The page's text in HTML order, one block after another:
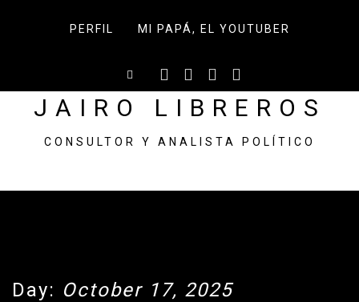
PERFIL MI PAPÁ, EL YOUTUBER
JAIRO LIBREROS
CONSULTOR Y ANALISTA POLÍTICO
Day: October 17, 2025